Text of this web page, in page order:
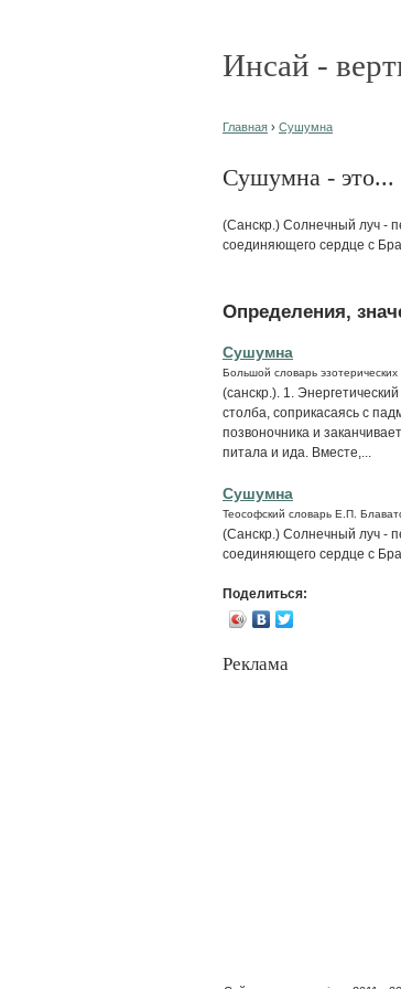
Инсай -
Главная › Сушумна
Сушумна - это...
(Санскр.) Солнечный луч -
соединяющего сердце с
Определения,
Сушумна
Большой словарь
(санскр.). 1.
столба, соприкасаясь с
позвоночника и
питала и ида. Вместе,...
Сушумна
Теософский словарь Е.П.
(Санскр.) Солнечный луч -
соединяющего сердце с
Поделиться:
Реклама